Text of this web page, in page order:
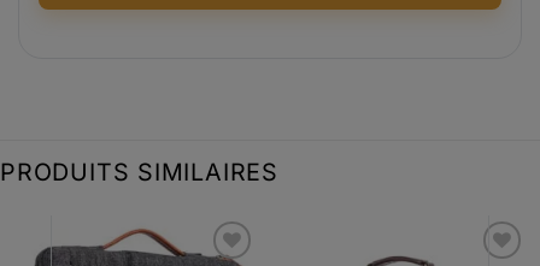
PRODUITS SIMILAIRES